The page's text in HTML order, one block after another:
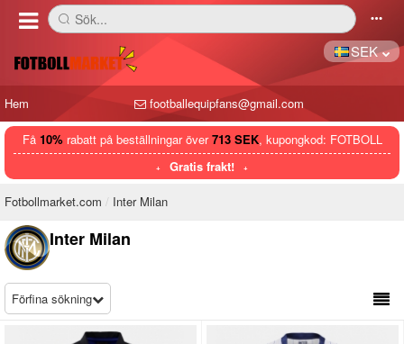
󰅼 Sök... 󰄒
SEK
Hem footballequipfans@gmail.com
Få 10%rabatt på beställningar över713 SEK, kupongkod: FOTBOLL
Gratis frakt!
Fotbollmarket.com Inter Milan
Inter Milan
Förfina sökning